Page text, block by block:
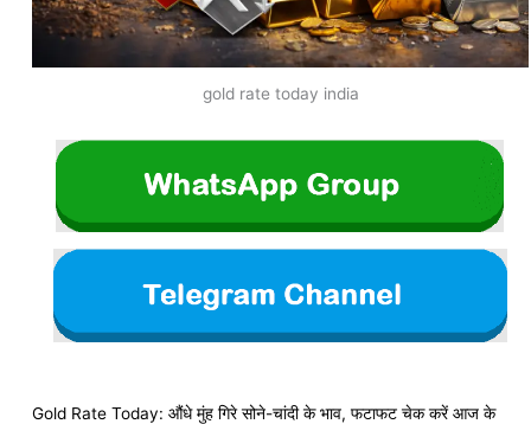
gold rate today india
Gold Rate Today: औंधे मुंह गिरे सोने-चांदी के भाव, फटाफट चेक करें आज के